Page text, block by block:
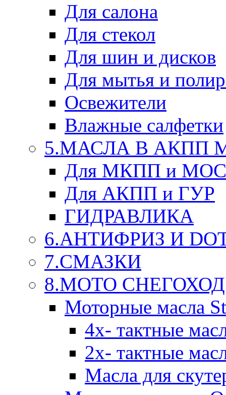
Для салона
Для стекол
Для шин и дисков
Для мытья и
Освежители
Влажные салфетки
5.МАСЛА В АКПП
Для МКПП и
Для АКПП и ГУР
ГИДРАВЛИКА
6.АНТИФРИЗ И
7.СМАЗКИ
8.МОТО
Моторные масла
4х- тактные
2х- тактные
Масла для